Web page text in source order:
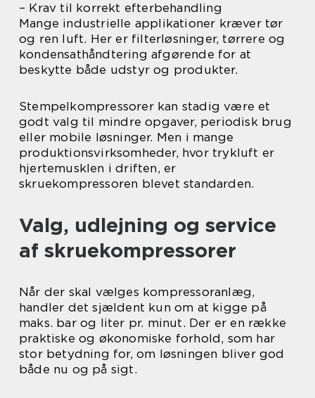
– Krav til korrekt efterbehandling
Mange industrielle applikationer kræver tør
og ren luft. Her er filterløsninger, tørrere og
kondensathåndtering afgørende for at
beskytte både udstyr og produkter.
Stempelkompressorer kan stadig være et
godt valg til mindre opgaver, periodisk brug
eller mobile løsninger. Men i mange
produktionsvirksomheder, hvor trykluft er
hjertemusklen i driften, er
skruekompressoren blevet standarden.
Valg, udlejning og service
af skruekompressorer
Når der skal vælges kompressoranlæg,
handler det sjældent kun om at kigge på
maks. bar og liter pr. minut. Der er en række
praktiske og økonomiske forhold, som har
stor betydning for, om løsningen bliver god
både nu og på sigt.